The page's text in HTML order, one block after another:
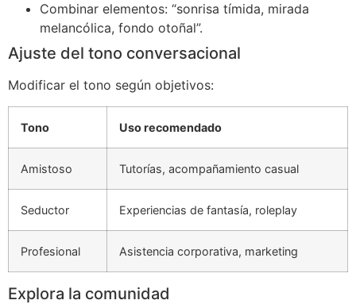
Combinar elementos: “sonrisa tímida, mirada
melancólica, fondo otoñal”.
Ajuste del tono conversacional
Modificar el tono según objetivos:
Tono Uso recomendado
Amistoso Tutorías, acompañamiento casual
Seductor Experiencias de fantasía, roleplay
Profesional Asistencia corporativa, marketing
Explora la comunidad